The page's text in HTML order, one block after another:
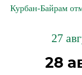
Курбан-Байрам
27
28